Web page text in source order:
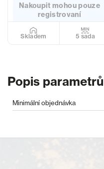
Nakoupit mohou pouze
registrovaní
Skladem 5 sada
Popis parametrů
Minimální objednávka